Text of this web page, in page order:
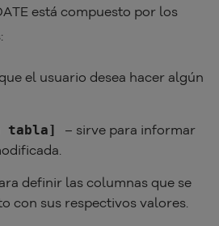
está compuesto por los
el usuario desea hacer algún
tabla]
– sirve para informar
definir las columnas que se
con sus respectivos valores.